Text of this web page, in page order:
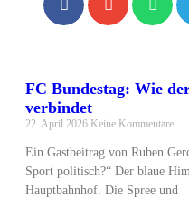
FC Bundestag: Wie
verbindet
22. April 2026 Keine Kommentare
Ein Gastbeitrag von Ruben
Sport politisch?“ Der blaue
Hauptbahnhof. Die Spree und